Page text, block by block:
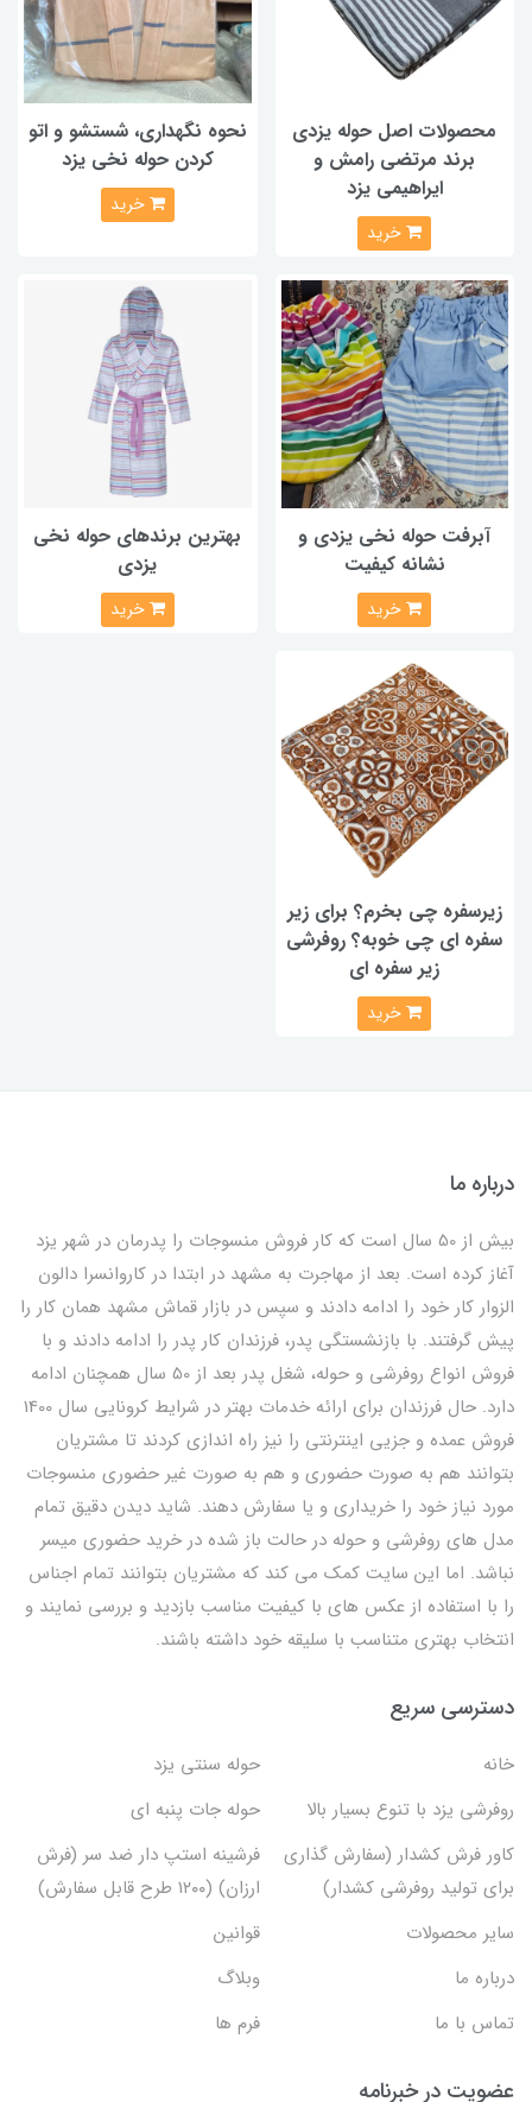
محصولات اصل حوله یزدی
برند مرتضی رامش و
ایراهیمی یزد
خرید
نحوه نگهداری، شستشو و اتو
کردن حوله نخی یزد
خرید
آبرفت حوله نخی یزدی و
نشانه کیفیت
خرید
بهترین برندهای حوله نخی
یزدی
خرید
زیرسفره چی بخرم؟ برای زیر
سفره ای چی خوبه؟ روفرشی
زیر سفره ای
خرید
درباره ما
بیش از 50 سال است که کار فروش منسوجات را پدرمان در شهر یزد
آغاز کرده است. بعد از مهاجرت به مشهد در ابتدا در کاروانسرا دالون
الزوار کار خود را ادامه دادند و سپس در بازار قماش مشهد همان کار را
پیش گرفتند. با بازنشستگی پدر، فرزندان کار پدر را ادامه دادند و با
فروش انواع روفرشی و حوله، شغل پدر بعد از 50 سال همچنان ادامه
دارد. حال فرزندان برای ارائه خدمات بهتر در شرایط کرونایی سال 1400
فروش عمده و جزیی اینترنتی را نیز راه اندازی کردند تا مشتریان
بتوانند هم به صورت حضوری و هم به صورت غیر حضوری منسوجات
مورد نیاز خود را خریداری و یا سفارش دهند. شاید دیدن دقیق تمام
مدل های روفرشی و حوله در حالت باز شده در خرید حضوری میسر
نباشد. اما این سایت کمک می کند که مشتریان بتوانند تمام اجناس
را با استفاده از عکس های با کیفیت مناسب بازدید و بررسی نمایند و
انتخاب بهتری متناسب با سلیقه خود داشته باشند.
دسترسی سریع
خانه
حوله سنتی یزد
روفرشی یزد با تنوع بسیار بالا
حوله جات پنبه ای
کاور فرش کشدار (سفارش گذاری
برای تولید روفرشی کشدار)
فرشینه استپ دار ضد سر (فرش
ارزان) (۱۲۰۰ طرح قابل سفارش)
سایر محصولات
قوانین
درباره ما
وبلاگ
تماس با ما
فرم ها
عضویت در خبرنامه